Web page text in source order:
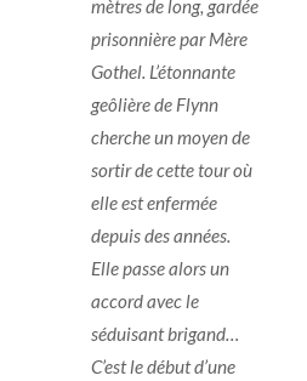
mètres de long, gardée
prisonnière par Mère
Gothel. L’étonnante
geôlière de Flynn
cherche un moyen de
sortir de cette tour où
elle est enfermée
depuis des années.
Elle passe alors un
accord avec le
séduisant brigand…
C’est le début d’une